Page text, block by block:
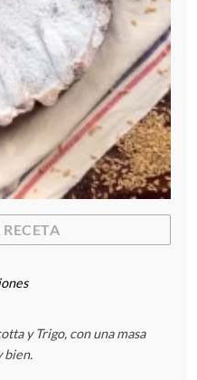
y Trigo, con una masa
bien.